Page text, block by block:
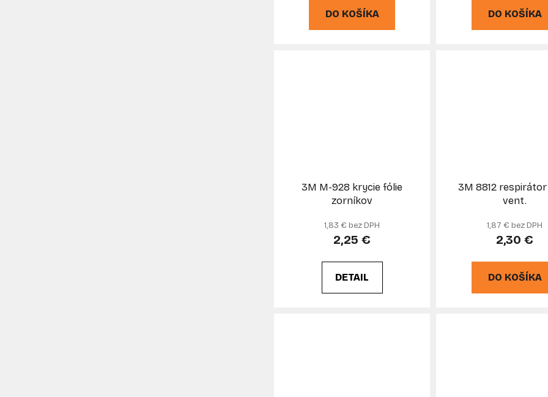
DO KOŠÍKA DO KOŠÍKA
3M M-928 krycie fólie
zorníkov
1,83 € bez DPH
2,25 €
DETAIL
3M 8812 respirátor
vent.
1,87 € bez DPH
2,30 €
DO KOŠÍKA